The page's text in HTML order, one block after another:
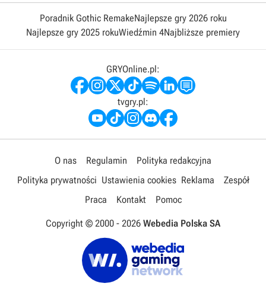
Poradnik Gothic RemakeNajlepsze gry 2026 roku
Najlepsze gry 2025 rokuWiedźmin 4Najbliższe premiery
GRYOnline.pl:
tvgry.pl:
O nas Regulamin
Polityka redakcyjna
Polityka prywatności Ustawienia cookies Reklama
Zespół
Praca
Kontakt Pomoc
Copyright © 2000 - 2026 Webedia Polska SA